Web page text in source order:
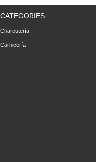
CATEGORIES:
Charcutería
Carnicería